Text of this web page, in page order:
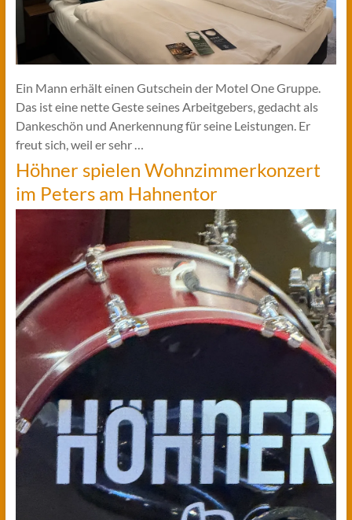
Ein Mann erhält einen Gutschein der Motel One Gruppe.
Das ist eine nette Geste seines Arbeitgebers, gedacht als
Dankeschön und Anerkennung für seine Leistungen. Er
freut sich, weil er sehr …
Höhner spielen Wohnzimmerkonzert
im Peters am Hahnentor